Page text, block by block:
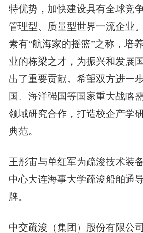
特优势，加快建设具有全球竞
管理型、质量型世界一流企业
素有“航海家的摇篮”之称，培
业的栋梁之才，为振兴和发展
出了重要贡献。希望双方进一
国、海洋强国等国家重大战略
领域研究合作，打造校企产学
典范。
王彤宙与单红军为疏浚技术装
中心大连海事大学疏浚船舶通
牌。
中交疏浚（集团）股份有限公